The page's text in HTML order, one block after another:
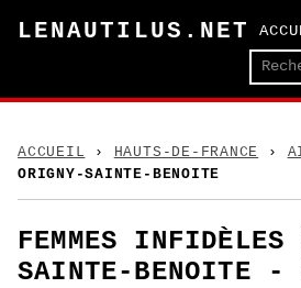
LENAUTILUS.NET
ACCUEIL › HAUTS-DE-FRANCE ›
ORIGNY-SAINTE-BENOITE
FEMMES
SAINTE-BENOITE -